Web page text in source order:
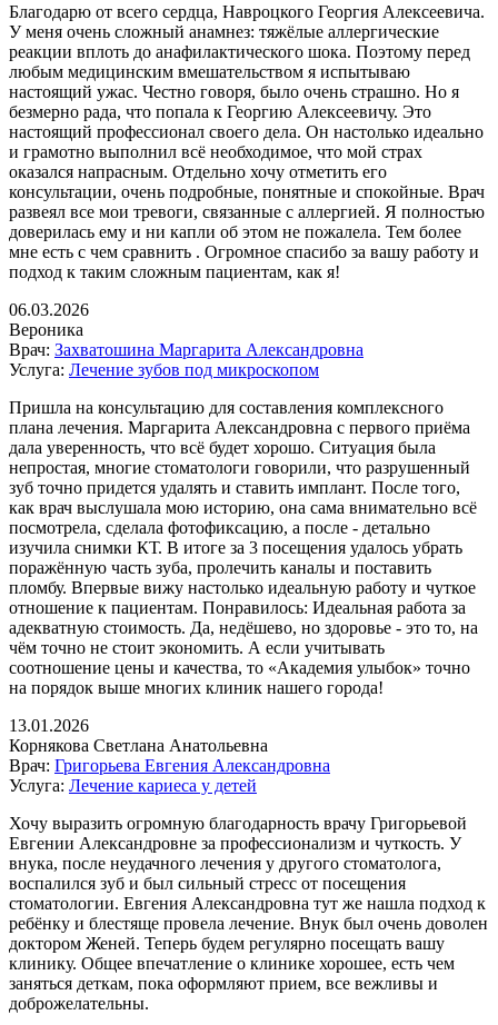
Благодарю от всего сердца, Навроцкого Георгия Алексеевича.
У меня очень сложный анамнез: тяжёлые аллергические
реакции вплоть до анафилактического шока. Поэтому перед
любым медицинским вмешательством я испытываю
настоящий ужас. Честно говоря, было очень страшно. Но я
безмерно рада, что попала к Георгию Алексеевичу. Это
настоящий профессионал своего дела. Он настолько идеально
и грамотно выполнил всё необходимое, что мой страх
оказался напрасным. Отдельно хочу отметить его
консультации, очень подробные, понятные и спокойные. Врач
развеял все мои тревоги, связанные с аллергией. Я полностью
доверилась ему и ни капли об этом не пожалела. Тем более
мне есть с чем сравнить . Огромное спасибо за вашу работу и
подход к таким сложным пациентам, как я!
06.03.2026
Вероника
Врач: Захватошина Маргарита Александровна
Услуга: Лечение зубов под микроскопом
Пришла на консультацию для составления комплексного
плана лечения. Маргарита Александровна с первого приёма
дала уверенность, что всё будет хорошо. Ситуация была
непростая, многие стоматологи говорили, что разрушенный
зуб точно придется удалять и ставить имплант. После того,
как врач выслушала мою историю, она сама внимательно всё
посмотрела, сделала фотофиксацию, а после - детально
изучила снимки КТ​. В итоге за 3 посещения удалось убрать
поражённую часть зуба, пролечить каналы и поставить
пломбу. Впервые вижу настолько идеальную работу и чуткое
отношение к пациентам. Понравилось: Идеальная работа за
адекватную стоимость. Да, недёшево, но здоровье - это то, на
чём точно не стоит экономить. А если учитывать
соотношение цены и качества, то «Академия улыбок» точно
на порядок выше многих клиник нашего города!
13.01.2026
Корнякова Светлана Анатольевна
Врач: Григорьева Евгения Александровна
Услуга: Лечение кариеса у детей
Хочу выразить огромную благодарность врачу Григорьевой
Евгении Александровне за профессионализм и чуткость. У
внука, после неудачного лечения у другого стоматолога,
воспалился зуб и был сильный стресс от посещения
стоматологии. Евгения Александровна тут же нашла подход к
ребёнку и блестяще провела лечение. Внук был очень доволен
доктором Женей. Теперь будем регулярно посещать вашу
клинику. Общее впечатление о клинике хорошее, есть чем
заняться деткам, пока оформляют прием, все вежливы и
доброжелательны.